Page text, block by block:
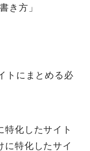
き方」
トにまとめる必
特化したサイト
に特化したサイ